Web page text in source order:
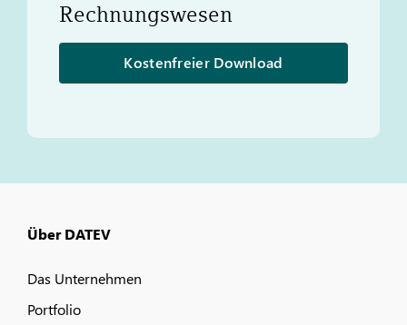
Rechnungswesen
Kostenfreier Download
Über DATEV
Das Unternehmen
Portfolio